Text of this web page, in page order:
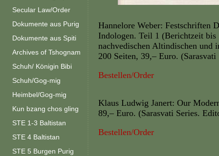
Secular Law/Order
Dokumente aus Purig
Dokumente aus Spiti
Archives of Tshognam
Schuh/ Königin Bibi
Schuh/Gog-mig
Heimbel/Gog-mig
Kun bzang chos gling
STE 1-3 Baltistan
STE 4 Baltistan
STE 5 Burgen Purig
Hannelore Weber: Festschriften
Indologen. Teil 1 (Berichtzeit
nachvedischen Altindischen und
200 Seiten, 39,– Euro.
Bestellen/Order
Klaus Ludwig Janert: Our
89,– Euro. (Sarasvati Series.
Bestellen/Order